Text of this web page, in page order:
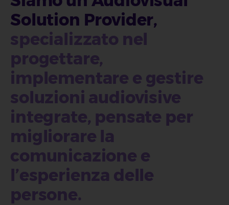
Solution Provider,
specializzato nel
progettare,
implementare e gestire
soluzioni audiovisive
integrate, pensate per
migliorare la
comunicazione e
l’esperienza delle
persone.